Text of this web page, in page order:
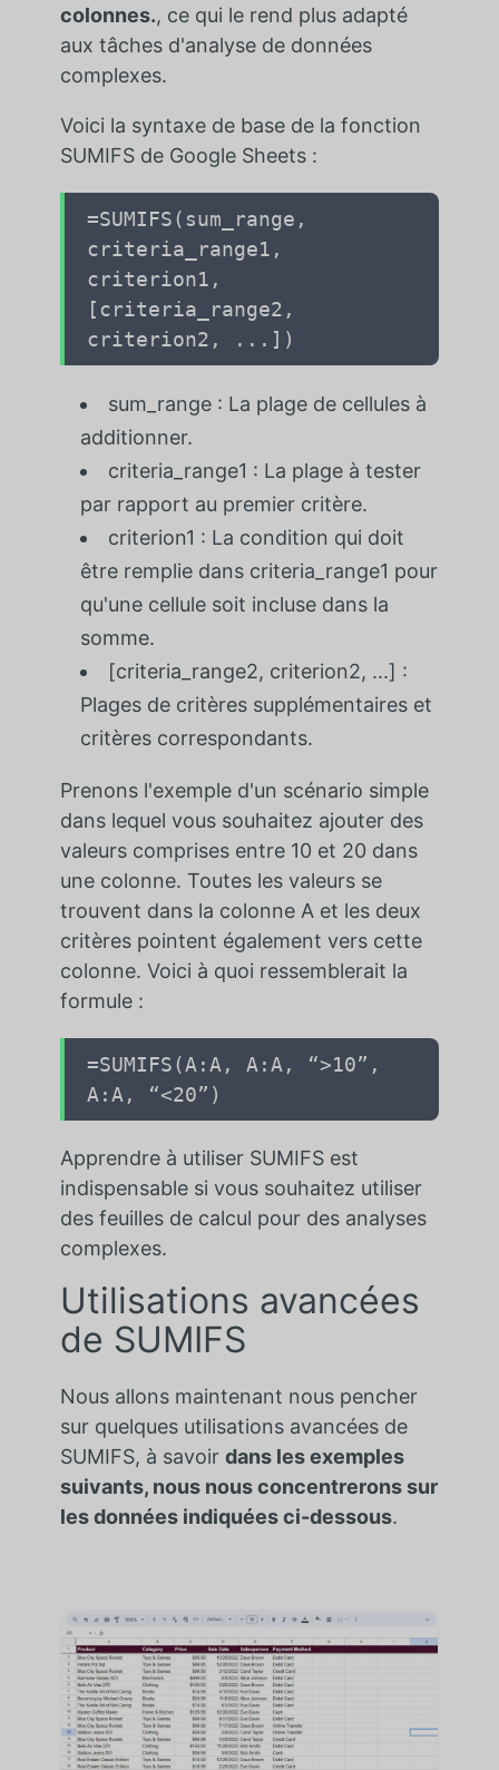
colonnes., ce qui le rend plus adapté
aux tâches d'analyse de données
complexes.
Voici la syntaxe de base de la fonction
SUMIFS de Google Sheets :
=SUMIFS(sum_range,
criteria_range1,
criterion1,
[criteria_range2,
criterion2, ...])
sum_range : La plage de cellules à
additionner.
criteria_range1 : La plage à tester
par rapport au premier critère.
criterion1 : La condition qui doit
être remplie dans criteria_range1 pour
qu'une cellule soit incluse dans la
somme.
[criteria_range2, criterion2, ...] :
Plages de critères supplémentaires et
critères correspondants.
Prenons l'exemple d'un scénario simple
dans lequel vous souhaitez ajouter des
valeurs comprises entre 10 et 20 dans
une colonne. Toutes les valeurs se
trouvent dans la colonne A et les deux
critères pointent également vers cette
colonne. Voici à quoi ressemblerait la
formule :
=SUMIFS(A:A, A:A, “>10” ,
A:A, “<20” )
Apprendre à utiliser SUMIFS est
indispensable si vous souhaitez utiliser
des feuilles de calcul pour des analyses
complexes.
Utilisations avancées
de SUMIFS
Nous allons maintenant nous pencher
sur quelques utilisations avancées de
SUMIFS, à savoir dans les exemples
suivants, nous nous concentrerons sur
les données indiquées ci-dessous.